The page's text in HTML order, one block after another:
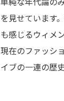
を見せています
も感じるウィメ
現在のファッシ
イブの一連の歴